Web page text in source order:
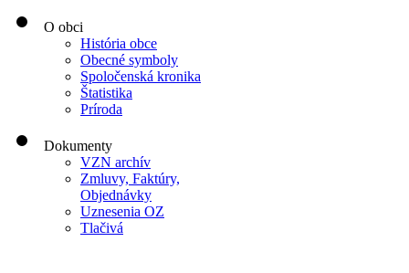
O obci
História obce
Obecné symboly
Spoločenská kronika
Štatistika
Príroda
Dokumenty
VZN archív
Zmluvy, Faktúry,
Objednávky
Uznesenia OZ
Tlačivá